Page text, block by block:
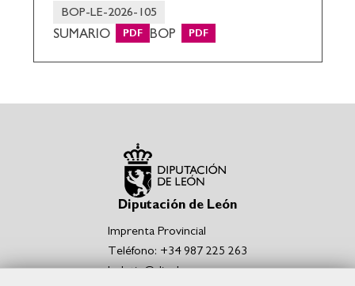
BOP-LE-2026-105
SUMARIO PDF BOP PDF
Diputación de León
Imprenta Provincial
Teléfono: +34 987 225 263
boletin@dipuleon.es